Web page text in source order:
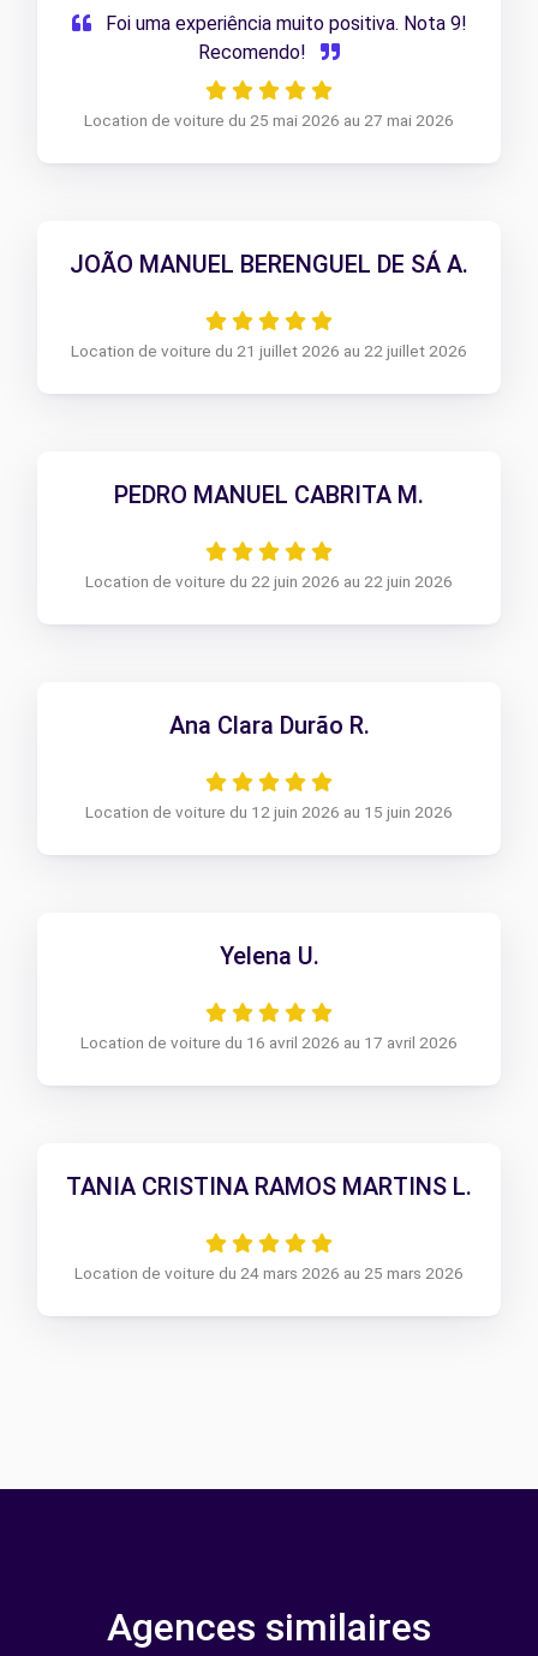
Foi uma experiência muito positiva. Nota 9!
Recomendo!
Location de voiture du 25 mai 2026 au 27 mai 2026
JOÃO MANUEL BERENGUEL DE SÁ A.
Location de voiture du 21 juillet 2026 au 22 juillet 2026
PEDRO MANUEL CABRITA M.
Location de voiture du 22 juin 2026 au 22 juin 2026
Ana Clara Durão R.
Location de voiture du 12 juin 2026 au 15 juin 2026
Yelena U.
Location de voiture du 16 avril 2026 au 17 avril 2026
TANIA CRISTINA RAMOS MARTINS L.
Location de voiture du 24 mars 2026 au 25 mars 2026
Agences similaires